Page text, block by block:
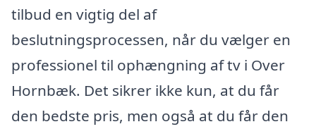
tilbud en vigtig del af
beslutningsprocessen, når du vælger en
professionel til ophængning af tv i Over
Hornbæk. Det sikrer ikke kun, at du får
den bedste pris, men også at du får den